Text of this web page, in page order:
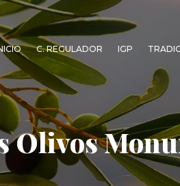
C. REGULADOR IGP
Olivos